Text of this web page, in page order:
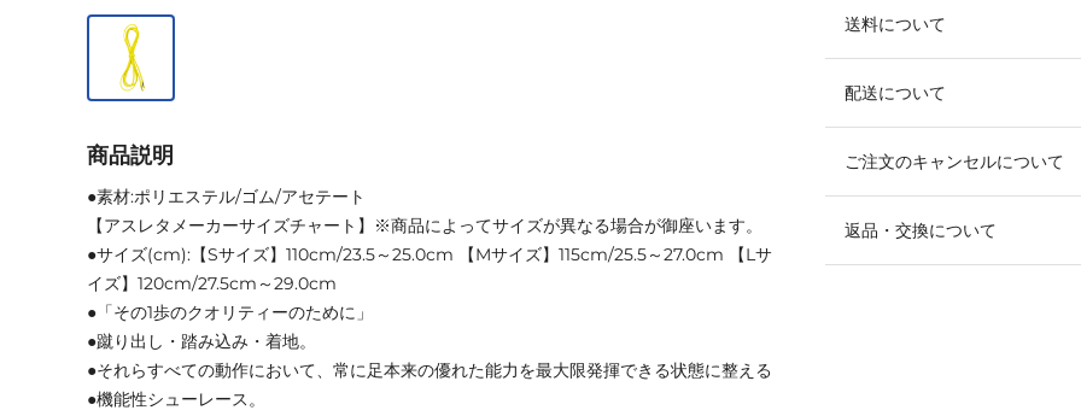
送料について
配送について
ご注文のキャンセルについて
返品・交換について
商品説明
●素材:ポリエステル/ゴム/アセテート
【アスレタメーカーサイズチャート】※商品によってサイズが異なる場合が御座います。
●サイズ(cm):【Sサイズ】110cm/23.5～25.0cm 【Mサイズ】115cm/25.5～27.0cm 【Lサ
イズ】120cm/27.5cm～29.0cm
●「その1歩のクオリティーのために」
●蹴り出し・踏み込み・着地。
●それらすべての動作において、常に足本来の優れた能力を最大限発揮できる状態に整える
●機能性シューレース。